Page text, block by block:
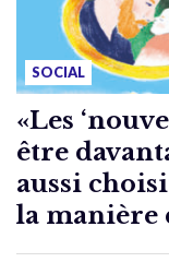
SOCIAL
«Les
être
aussi
la manière